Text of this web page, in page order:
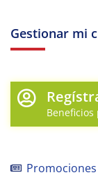
Gestionar mi